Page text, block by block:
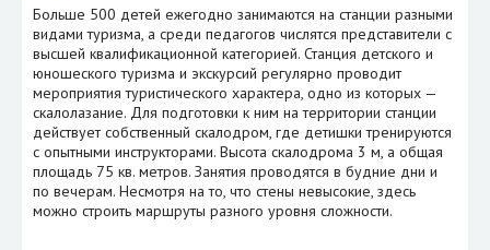
Больше 500 детей ежегодно занимаются на станции разными
видами туризма, а среди педагогов числятся представители с
высшей квалификационной категорией. Станция детского и
юношеского туризма и экскурсий регулярно проводит
мероприятия туристического характера, одно из которых —
скалолазание. Для подготовки к ним на территории станции
действует собственный скалодром, где детишки тренируются
с опытными инструкторами. Высота скалодрома 3 м, а общая
площадь 75 кв. метров. Занятия проводятся в будние дни и
по вечерам. Несмотря на то, что стены невысокие, здесь
можно строить маршруты разного уровня сложности.